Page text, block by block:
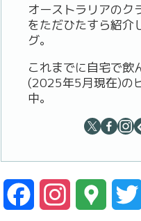
オーストラリアのク
をただひたすら紹介
グ。
これまでに自宅で飲
(2025年5月現在)の
中。